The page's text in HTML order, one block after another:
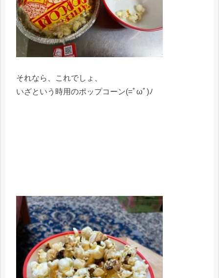
それなら、これでしょ、
いざという時用のポップコーン(=ﾟωﾟ)ﾉ